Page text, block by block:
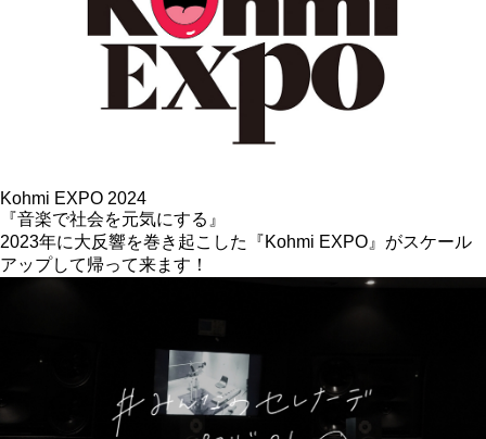
Kohmi EXPO 2024
『音楽で社会を元気にする』
2023年に大反響を巻き起こした『Kohmi EXPO』がスケール
アップして帰って来ます！